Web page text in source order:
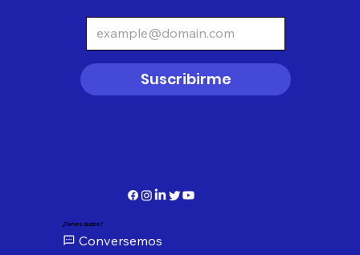
¿Tienes dudas?
Conversemos
Suscribirme